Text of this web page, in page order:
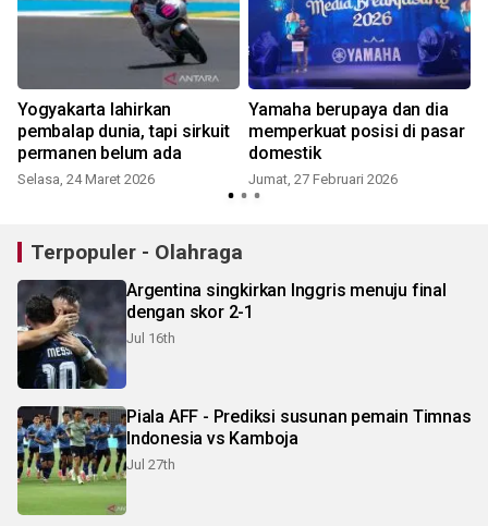
Yogyakarta lahirkan
pembalap dunia, tapi sirkuit
permanen belum ada
Selasa, 24 Maret 2026
Yamaha berupaya dan dia
memperkuat posisi di pasar
domestik
Jumat, 27 Februari 2026
Terpopuler - Olahraga
Argentina singkirkan Inggris menuju final
dengan skor 2-1
Jul 16th
Piala AFF - Prediksi susunan pemain Timnas
Indonesia vs Kamboja
Jul 27th